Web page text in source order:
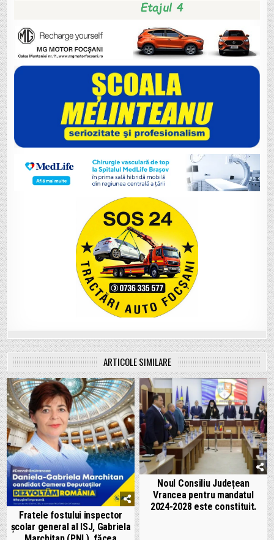
ARTICOLE SIMILARE
Fratele fostului inspector
școlar general al ISJ, Gabriela
Noul Consiliu Județean
Vrancea pentru mandatul
2024-2028 este constituit.